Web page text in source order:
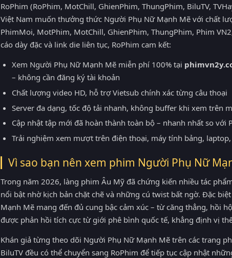
RoPhim (RoPhim, MotChill, GhienPhim, ThungPhim, BiluTV,
Việt Nam muốn thưởng thức Người Phụ Nữ Mạnh Mẽ với chất
PhimMoi, MotPhim, MotChill, GhienPhim, ThungPhim, Phim
cáo dày đặc và link die liên tục, RoPhim cam kết:
Xem Người Phụ Nữ Mạnh Mẽ miễn phí 100% tại
– không cần đăng ký tài khoản
Chất lượng video HD, hỗ trợ Vietsub chính xác từng câu thoại
Server đa dạng, tốc độ tải nhanh, không buffer khi xem trên
Cập nhật tập mới đã hoàn thành toàn bộ – nhanh nhất so với
Trải nghiệm xem mượt trên điện thoại, máy tính bảng, laptop,
Vì sao bạn nên xem phim Người Phụ Nữ
Trong năm 2026, làng phim Âu Mỹ đã chứng kiến nhiều tác
nổi bật nhờ kịch bản chặt chẽ và những cú twist bất ngờ. Đặc
Mạnh Mẽ mang đến đủ cung bậc cảm xúc – từ căng thẳng, hồi
được phản hồi tích cực từ giới phê bình quốc tế, khẳng định vị
Khán giả từng theo dõi Người Phụ Nữ Mạnh Mẽ trên các trang
BiluTV đều có thể chuyển sang RoPhim để tiếp tục cập nhật